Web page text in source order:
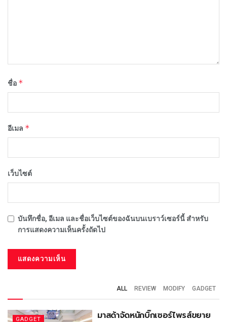
ชื่อ *
อีเมล *
เว็บไซต์
บันทึกชื่อ, อีเมล และชื่อเว็บไซต์ของฉันบนเบราว์เซอร์นี้ สำหรับ
การแสดงความเห็นครั้งถัดไป
ALL REVIEW MODIFY GADGET
GADGET
มาสด้าจัดหนักบิ๊กเซอร์ไพรส์ขยาย